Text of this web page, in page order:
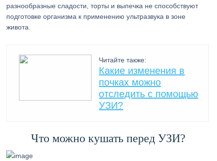
разнообразные сладости, торты и выпечка не способствуют
подготовке организма к применению ультразвука в зоне
живота.
Читайте также:
Какие изменения в
почках можно
отследить с помощью
УЗИ?
Что можно кушать перед УЗИ?